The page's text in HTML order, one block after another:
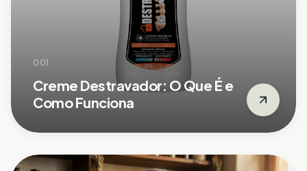
001
Creme Destravador: O Que É e
Como Funciona